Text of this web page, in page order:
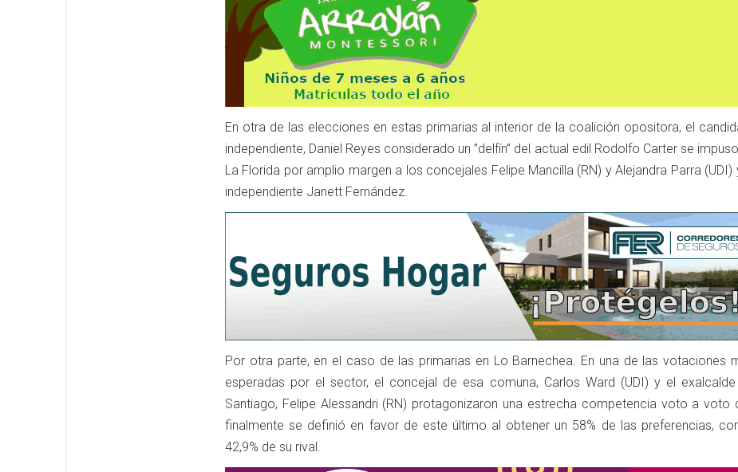
En otra de las elecciones en estas primarias al interior de la coalición opositora, el
independiente, Daniel Reyes considerado un ”delfín” del actual edil Rodolfo Carter se
La Florida por amplio margen a los concejales Felipe Mancilla (RN) y Alejandra Parra (UDI)
independiente Janett Fernández.
Por otra parte, en el caso de las primarias en Lo Barnechea. En una de las votaciones
esperadas por el sector, el concejal de esa comuna, Carlos Ward (UDI) y el
Santiago, Felipe Alessandri (RN) protagonizaron una estrecha competencia voto a voto
finalmente se definió en favor de este último al obtener un 58% de las preferencias,
42,9% de su rival.